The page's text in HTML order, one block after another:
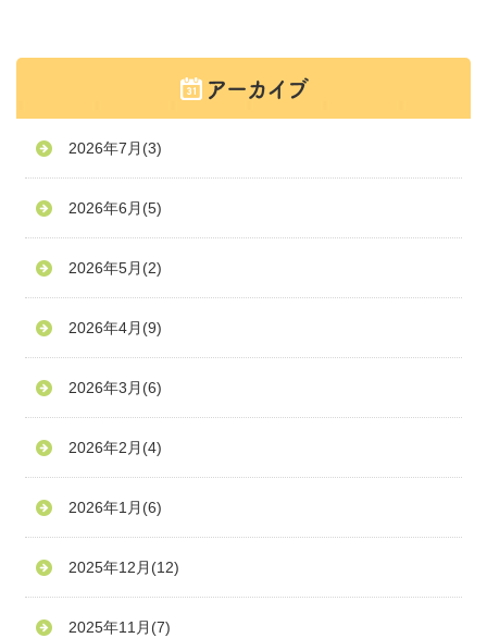
2026年7月 (3)
2026年6月 (5)
2026年5月 (2)
2026年4月 (9)
2026年3月 (6)
2026年2月 (4)
2026年1月 (6)
2025年12月 (12)
2025年11月 (7)